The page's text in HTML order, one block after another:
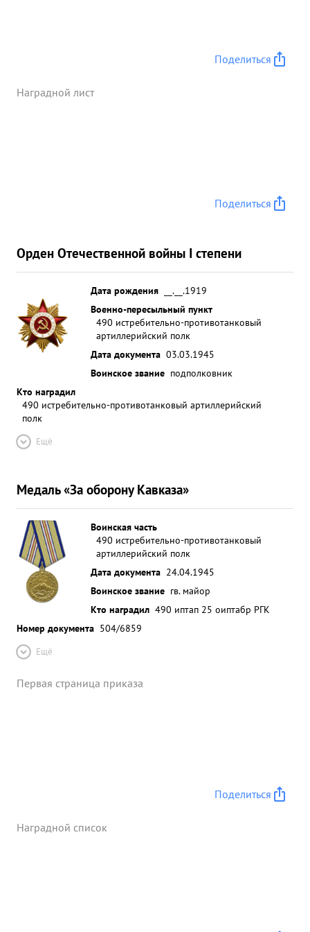
Поделиться
Наградной лист
Поделиться
Орден Отечественной войны I степени
Дата рождения
__.__.1919
Военно-пересыльный пункт
490 истребительно-противотанковый
артиллерийский полк
Дата документа 03.03.1945
Воинское звание подполковник
Кто наградил
490 истребительно-противотанковый артиллерийский
полк
Ещё
Медаль «За оборону Кавказа»
Воинская часть
490 истребительно-противотанковый
артиллерийский полк
Дата документа 24.04.1945
Воинское звание гв. майор
Кто наградил 490 иптап 25 оиптабр РГК
Номер документа 504/6859
Ещё
Первая страница приказа
Поделиться
Наградной список